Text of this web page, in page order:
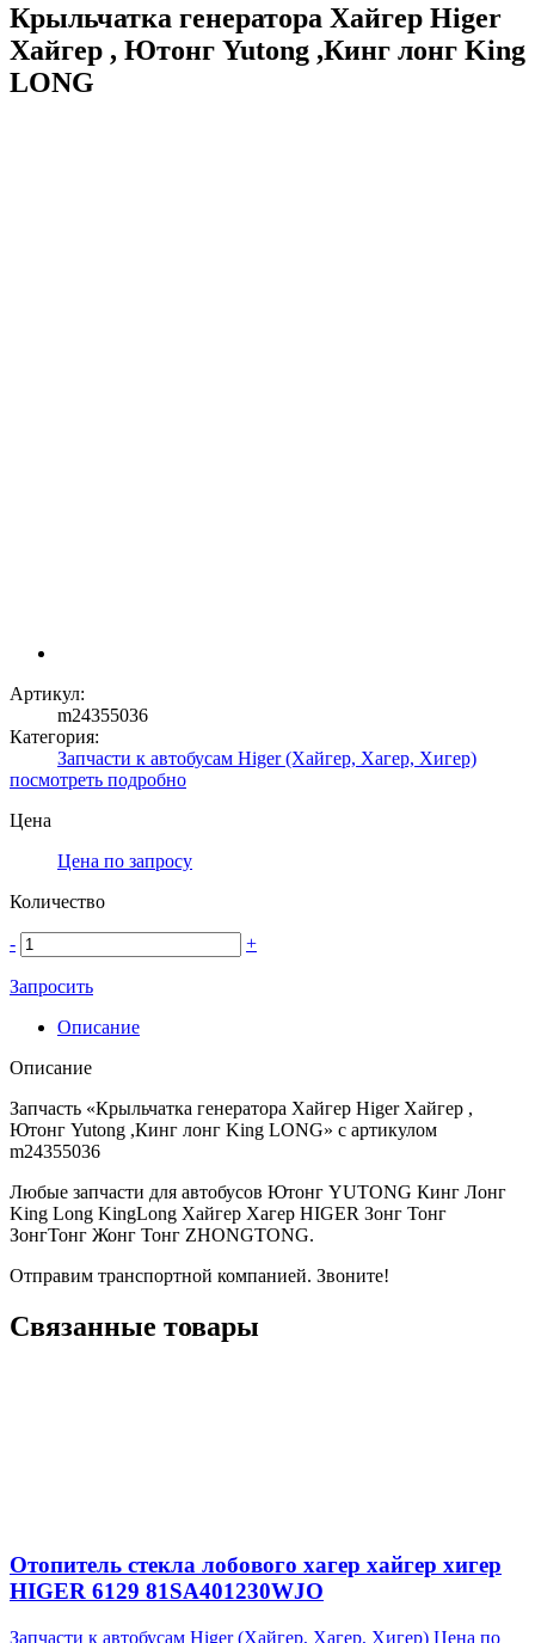
Крыльчатка генератора Хайгер Higer
Хайгер , Ютонг Yutong ,Кинг лонг King
LONG
Артикул:
m24355036
Категория:
Запчасти к автобусам Higer (Хайгер, Хагер, Хигер)
посмотреть подробно
Цена
Цена по запросу
Количество
- +
Запросить
Описание
Описание
Запчасть «Крыльчатка генератора Хайгер Higer Хайгер ,
Ютонг Yutong ,Кинг лонг King LONG» с артикулом
m24355036
Любые запчасти для автобусов Ютонг YUTONG Кинг Лонг
King Long KingLong Хайгер Хагер HIGER Зонг Тонг
ЗонгТонг Жонг Тонг ZHONGTONG.
Отправим транспортной компанией. Звоните!
Связанные товары
Отопитель стекла лобового хагер хайгер хигер
HIGER 6129 81SA401230WJO
Запчасти к автобусам Higer (Хайгер, Хагер, Хигер) Цена по